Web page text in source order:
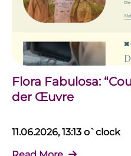
Flora Fabulosa:
der Œuvre
11.06.2026, 13:13 o`clock